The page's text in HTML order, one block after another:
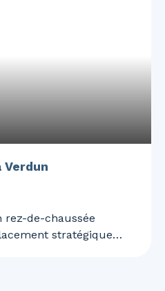
Verdun
rez-de-chaussée
stratégique